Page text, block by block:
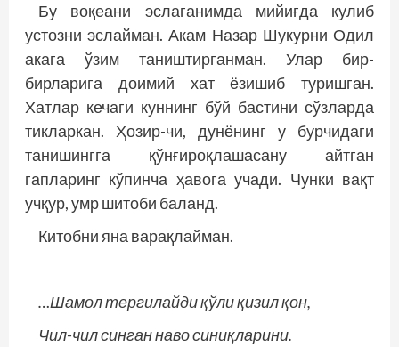
Бу воқеани эслаганимда мийиғда кулиб
устозни эслайман. Акам Назар Шукурни Одил
акага ўзим таништирганман. Улар бир-
бирларига доимий хат ёзишиб туришган.
Хатлар кечаги куннинг бўй бастини сўзларда
тикларкан. Ҳозир-чи, дунёнинг у бурчидаги
танишингга қўнғироқлашасану айтган
гапларинг кўпинча ҳавога учади. Чунки вақт
учқур, умр шитоби баланд.
Китобни яна варақлайман.
…Шамол тергилайди қўли қизил қон,
Чил-чил синган наво синиқларини.